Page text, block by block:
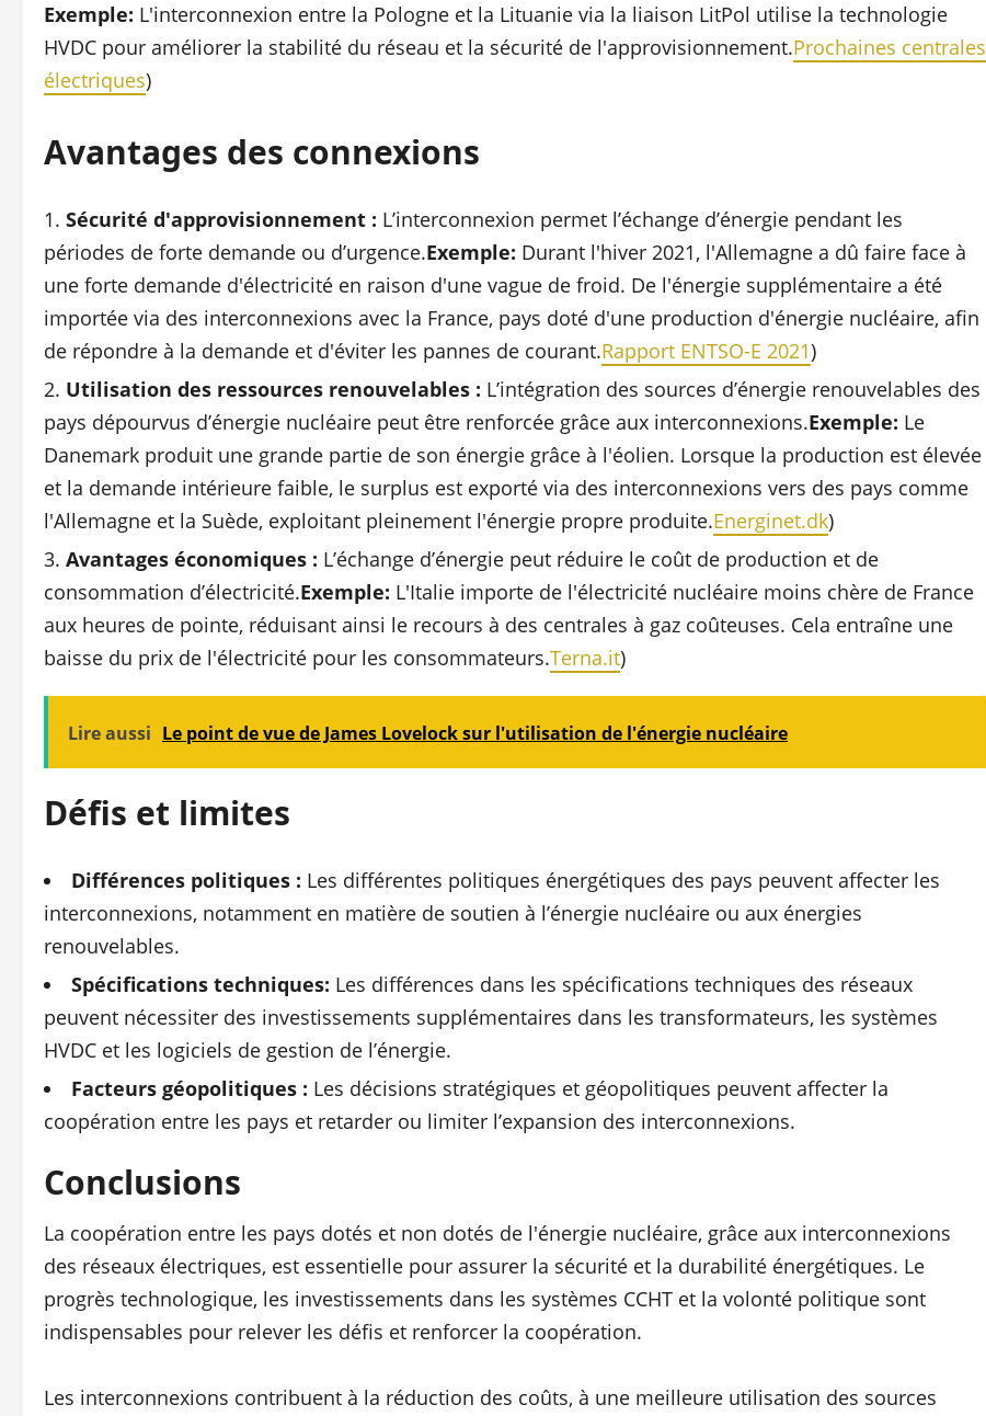
Exemple: L'interconnexion entre la Pologne et la Lituanie via la liaison LitPol utilise la technologie
HVDC pour améliorer la stabilité du réseau et la sécurité de l'approvisionnement.Prochaines centrales
électriques)
Avantages des connexions
Sécurité d'approvisionnement : L’interconnexion permet l’échange d’énergie pendant les
périodes de forte demande ou d’urgence.Exemple: Durant l'hiver 2021, l'Allemagne a dû faire face à
une forte demande d'électricité en raison d'une vague de froid. De l'énergie supplémentaire a été
importée via des interconnexions avec la France, pays doté d'une production d'énergie nucléaire, afin
de répondre à la demande et d'éviter les pannes de courant.Rapport ENTSO-E 2021)
Utilisation des ressources renouvelables : L’intégration des sources d’énergie renouvelables des
pays dépourvus d’énergie nucléaire peut être renforcée grâce aux interconnexions.Exemple: Le
Danemark produit une grande partie de son énergie grâce à l'éolien. Lorsque la production est élevée
et la demande intérieure faible, le surplus est exporté via des interconnexions vers des pays comme
l'Allemagne et la Suède, exploitant pleinement l'énergie propre produite.Energinet.dk)
Avantages économiques : L’échange d’énergie peut réduire le coût de production et de
consommation d’électricité.Exemple: L'Italie importe de l'électricité nucléaire moins chère de France
aux heures de pointe, réduisant ainsi le recours à des centrales à gaz coûteuses. Cela entraîne une
baisse du prix de l'électricité pour les consommateurs.Terna.it)
Lire aussi Le point de vue de James Lovelock sur l'utilisation de l'énergie nucléaire
Défis et limites
Différences politiques : Les différentes politiques énergétiques des pays peuvent affecter les
interconnexions, notamment en matière de soutien à l’énergie nucléaire ou aux énergies
renouvelables.
Spécifications techniques: Les différences dans les spécifications techniques des réseaux
peuvent nécessiter des investissements supplémentaires dans les transformateurs, les systèmes
HVDC et les logiciels de gestion de l’énergie.
Facteurs géopolitiques : Les décisions stratégiques et géopolitiques peuvent affecter la
coopération entre les pays et retarder ou limiter l’expansion des interconnexions.
Conclusions
La coopération entre les pays dotés et non dotés de l'énergie nucléaire, grâce aux interconnexions
des réseaux électriques, est essentielle pour assurer la sécurité et la durabilité énergétiques. Le
progrès technologique, les investissements dans les systèmes CCHT et la volonté politique sont
indispensables pour relever les défis et renforcer la coopération.
Les interconnexions contribuent à la réduction des coûts, à une meilleure utilisation des sources